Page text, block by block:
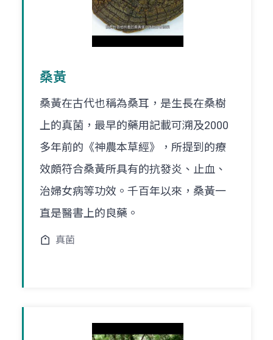
桑黃
桑黃在古代也稱為桑耳，是生長在桑樹
上的真菌，最早的藥用記載可溯及2000
多年前的《神農本草經》，所提到的療
效頗符合桑黃所具有的抗發炎、止血、
治婦女病等功效。千百年以來，桑黃一
直是醫書上的良藥。
真菌